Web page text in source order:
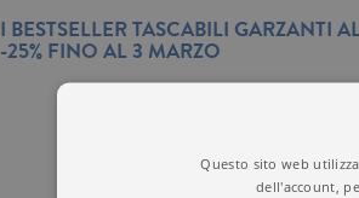
I BESTSELLER TASCABILI GARZANTI
-25% FINO AL 3 MARZO
Questo sito web
dell'account,